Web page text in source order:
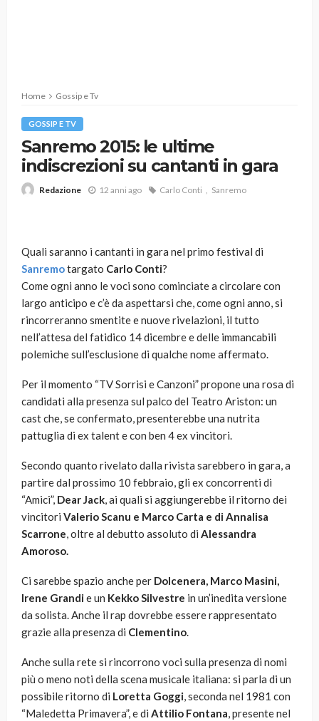
Home Gossip e Tv
GOSSIP E TV
Sanremo 2015: le ultime
indiscrezioni su cantanti in gara
Redazione 12 anni ago Carlo Conti Sanremo
Quali saranno i cantanti in gara nel primo festival di
Sanremotargato Carlo Conti?
Come ogni anno le voci sono cominciate a circolare con
largo anticipo e c’è da aspettarsi che, come ogni anno, si
rincorreranno smentite e nuove rivelazioni, il tutto
nell’attesa del fatidico 14 dicembre e delle immancabili
polemiche sull’esclusione di qualche nome affermato.
Per il momento “TV Sorrisi e Canzoni” propone una rosa di
candidati alla presenza sul palco del Teatro Ariston: un
cast che, se confermato, presenterebbe una nutrita
pattuglia di ex talent e con ben 4 ex vincitori.
Secondo quanto rivelato dalla rivista sarebbero in gara, a
partire dal prossimo 10 febbraio, gli ex concorrenti di
“Amici”, Dear Jack, ai quali si aggiungerebbe il ritorno dei
vincitori Valerio Scanu e Marco Carta e di Annalisa
Scarrone, oltre al debutto assoluto di Alessandra
Amoroso.
Ci sarebbe spazio anche per Dolcenera, Marco Masini,
Irene Grandie un Kekko Silvestre in un’inedita versione
da solista. Anche il rap dovrebbe essere rappresentato
grazie alla presenza di Clementino.
Anche sulla rete si rincorrono voci sulla presenza di nomi
più o meno noti della scena musicale italiana: si parla di un
possibile ritorno di Loretta Goggi, seconda nel 1981 con
“Maledetta Primavera”, e di Attilio Fontana, presente nel